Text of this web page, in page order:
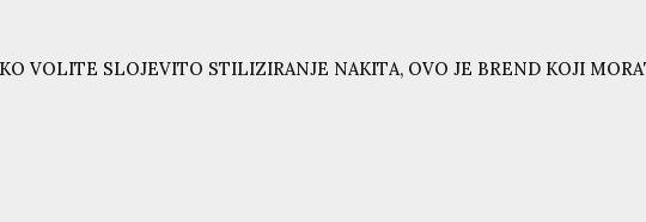
VOLITE SLOJEVITO STILIZIRANJE NAKITA, OVO JE BREND KOJI